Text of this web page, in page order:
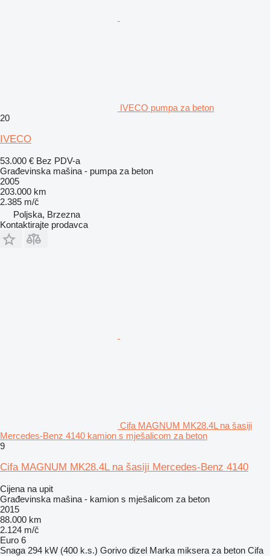
IVECO pumpa za beton
20
IVECO
53.000 € Bez PDV-a
Građevinska mašina - pumpa za beton
2005
203.000 km
2.385 m/č
Poljska, Brzezna
Kontaktirajte prodavca
Cifa MAGNUM MK28.4L na šasiji
Mercedes-Benz 4140 kamion s mješalicom za beton
9
Cifa MAGNUM MK28.4L na šasiji Mercedes-Benz 4140
Cijena na upit
Građevinska mašina - kamion s mješalicom za beton
2015
88.000 km
2.124 m/č
Euro 6
Snaga 294 kW (400 k.s.) Gorivo dizel Marka miksera za beton Cifa